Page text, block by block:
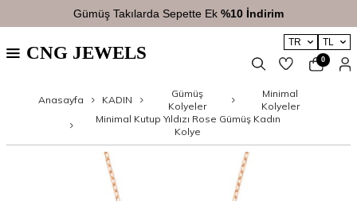
Gümüş Takılarda Sepette Ek %10 İndirim
TR TL
CNG JEWELS 0
Anasayfa KADIN
Gümüş
Kolyeler
Minimal
Kolyeler
Minimal Kutup Yıldızı Rose Gümüş Kadın
Kolye